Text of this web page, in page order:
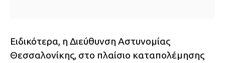
Ειδικότερα, η Διεύθυνση Αστυνομίας
Θεσσαλονίκης, στο πλαίσιο καταπολέμησης